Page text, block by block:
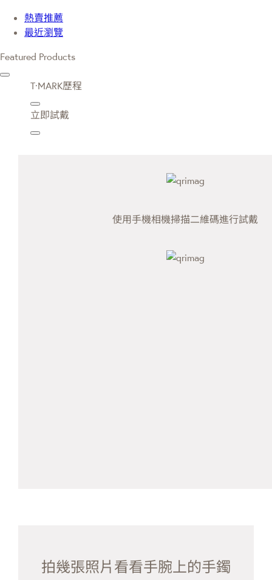
熱賣推薦
最近瀏覽
Featured Products
T·MARK歷程
立即試戴
使用手機相機掃描二維碼進行試戴
拍幾張照片看看手腕上的手鐲